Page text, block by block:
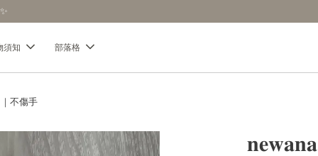
須知 部落格
不傷手